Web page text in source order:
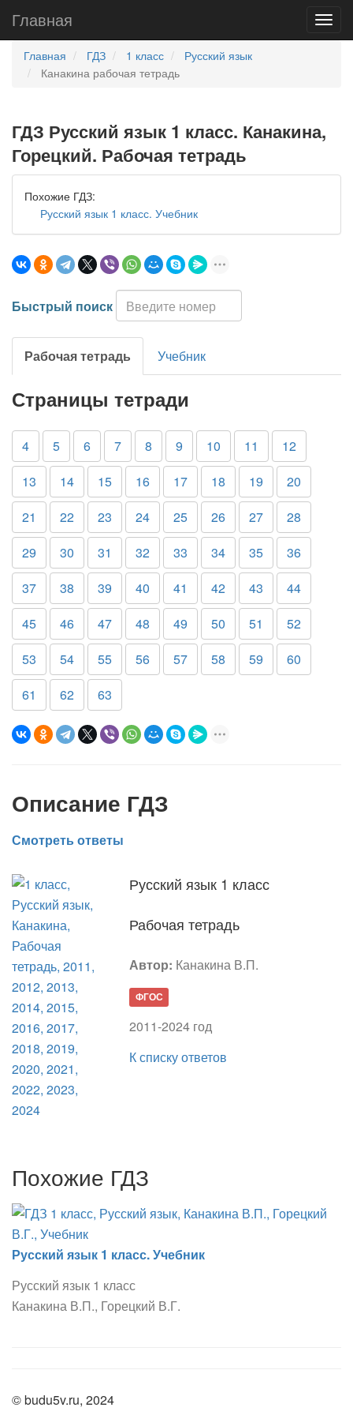
Главная
Главная ГДЗ 1 класс
Русский язык
Канакина рабочая тетрадь
ГДЗ Русский язык 1 класс. Канакина,
Горецкий. Рабочая тетрадь
Похожие ГДЗ:
Русский язык 1 класс. Учебник
Быстрый поиск
Рабочая тетрадь Учебник
Страницы тетради
4 5 6 7 8 9 10 11
12
13
14 15 16 17 18 19
20
21
22 23 24 25 26 27
28
29
30 31 32 33 34 35
36
37
38 39 40 41 42 43
44
45
46 47 48 49 50 51
52
53
54 55 56 57 58 59
60
61
62 63
Описание ГДЗ
Смотреть ответы
Русский язык 1 класс
Рабочая тетрадь
Автор: Канакина В.П.
ФГОС
2011-2024 год
К списку ответов
Похожие ГДЗ
Русский язык 1 класс. Учебник
Русский язык 1 класс
Канакина В.П., Горецкий В.Г.
© budu5v.ru, 2024